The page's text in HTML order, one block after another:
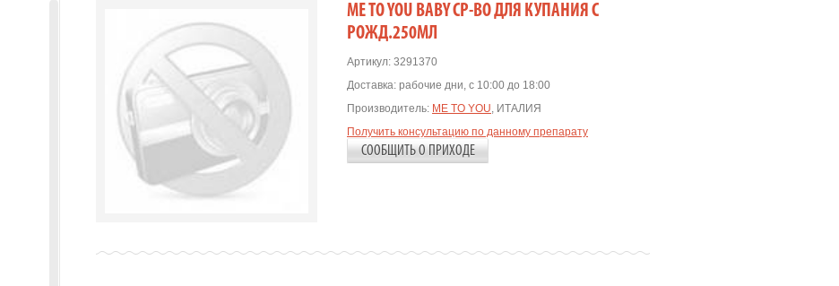
ME TO YOU BABY СР-ВО ДЛЯ КУПАНИЯ С
РОЖД.250МЛ
Артикул: 3291370
Доставка: рабочие дни, с 10:00 до 18:00
Производитель: ME TO YOU, ИТАЛИЯ
Получить консультацию по данному препарату
СООБЩИТЬ О ПРИХОДЕ